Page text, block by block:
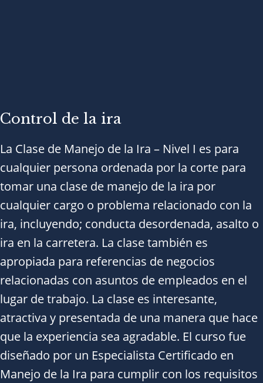
Control de la ira​
La Clase de Manejo de la Ira – Nivel I es para
cualquier persona ordenada por la corte para
tomar una clase de manejo de la ira por
cualquier cargo o problema relacionado con la
ira, incluyendo; conducta desordenada, asalto o
ira en la carretera. La clase también es
apropiada para referencias de negocios
relacionadas con asuntos de empleados en el
lugar de trabajo. La clase es interesante,
atractiva y presentada de una manera que hace
que la experiencia sea agradable. El curso fue
diseñado por un Especialista Certificado en
Manejo de la Ira para cumplir con los requisitos